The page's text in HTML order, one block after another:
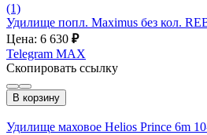
(1)
Удилище попл. Maximus без кол.
Цена: 6 630 ₽
Telegram MAX
Скопировать ссылку
В корзину
Удилище маховое Helios Prince 6m